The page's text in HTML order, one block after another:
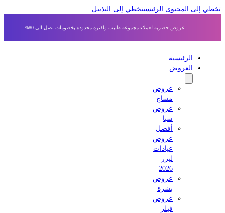
إلى المحتوى الرئيسي تخطي إلى التذييل
عروض حصرية لعملاء مجموعة طبيب ولفترة محدودة بخصومات تصل الى 80%
الرئيسية
العروض
عروض
مساج
عروض
أفضل
عروض
عيادات
عروض
بشرة
عروض